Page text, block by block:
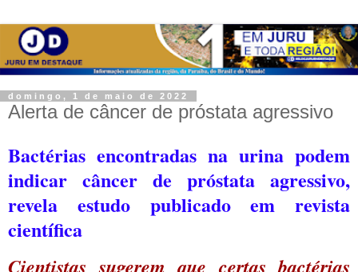
domingo, 1 de maio de 2022
Alerta de câncer de próstata agressivo
Bactérias encontradas na urina podem
indicar câncer de próstata agressivo,
revela estudo publicado em revista
científica